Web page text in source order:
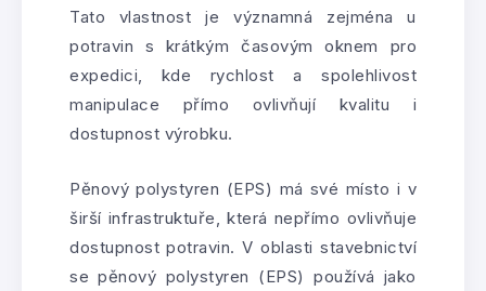
Tato vlastnost je významná zejména u
potravin s krátkým časovým oknem pro
expedici, kde rychlost a spolehlivost
manipulace přímo ovlivňují kvalitu i
dostupnost výrobku.
Pěnový polystyren (EPS) má své místo i v
širší infrastruktuře, která nepřímo ovlivňuje
dostupnost potravin. V oblasti stavebnictví
se pěnový polystyren (EPS) používá jako